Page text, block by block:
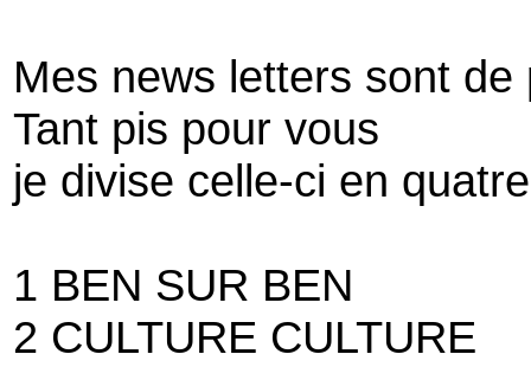
Mes news letters sont
Tant pis pour vous
je divise celle-ci en
1 BEN SUR BEN
2 CULTURE CULTURE